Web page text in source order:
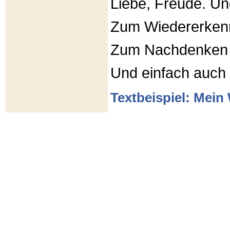
Liebe, Freude.
Zum
Zum Nachdenken
Und einfach
Textbeispiel: Mein